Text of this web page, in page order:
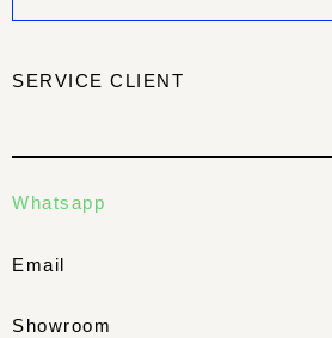
SERVICE CLIENT
Whatsapp
Email
Showroom